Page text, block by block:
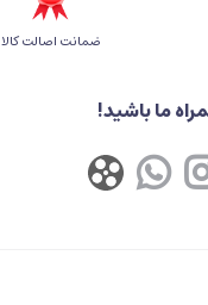
ضمانت اصالت کالا
ما باشید!